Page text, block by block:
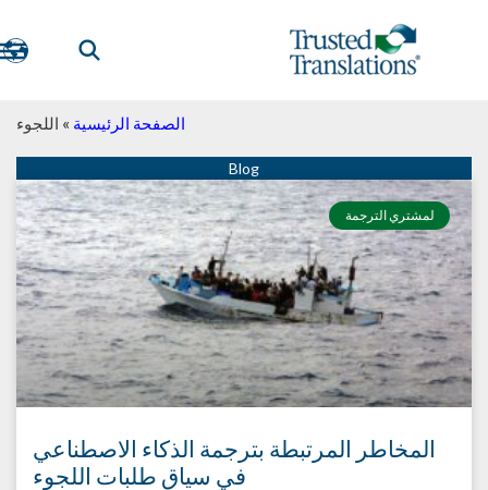
الصفحة الرئيسية » اللجوء
لمشتري الترجمة
المخاطر المرتبطة بترجمة الذكاء الاصطناعي
في سياق طلبات اللجوء